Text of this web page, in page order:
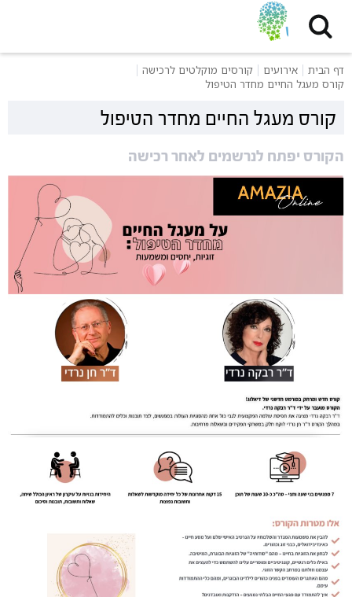
דף הבית אירועים
קורסים מוקלטים לרכישה
קורס מעגל החיים מחדר הטיפול
קורס מעגל החיים מחדר הטיפול
הקורס יפתח לנרשמים לאחר רכישה